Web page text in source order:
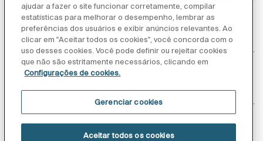
Sobre nós
Inspiração
Siga-nos
ajudar a fazer o site funcionar corretamente, compilar
estatísticas para melhorar o desempenho, lembrar as
preferências dos usuários e exibir anúncios relevantes. Ao
clicar em "Aceitar todos os cookies", você concorda com o
uso desses cookies. Você pode definir ou rejeitar cookies
que não são estritamente necessários, clicando em
Configurações de cookies.
Gerenciar cookies
Aceitar todos os cookies